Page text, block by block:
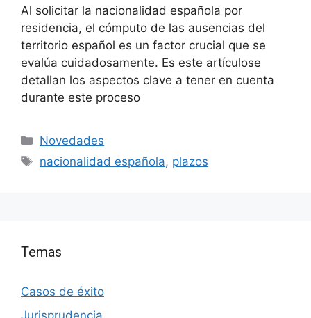
Al solicitar la nacionalidad española por
residencia, el cómputo de las ausencias del
territorio español es un factor crucial que se
evalúa cuidadosamente. Es este artículose
detallan los aspectos clave a tener en cuenta
durante este proceso
Categorías
Novedades
Etiquetas
nacionalidad española, plazos
Temas
Casos de éxito
Jurisprudencia